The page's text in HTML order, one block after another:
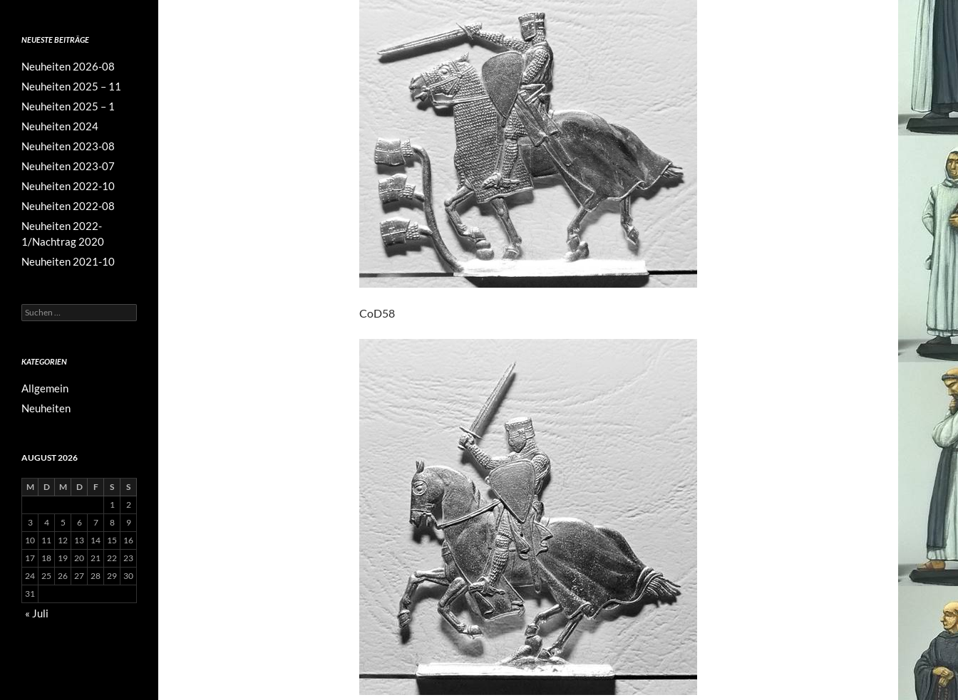
CoD58
NEUESTE BEITRÄGE
Neuheiten 2026-08
Neuheiten 2025 – 11
Neuheiten 2025 – 1
Neuheiten 2024
Neuheiten 2023-08
Neuheiten 2023-07
Neuheiten 2022-10
Neuheiten 2022-08
Neuheiten 2022-
1/Nachtrag 2020
Neuheiten 2021-10
Suchen
KATEGORIEN
Allgemein
Neuheiten
AUGUST 2026
M D M D F S
S
1
2
3
4 5 6 7 8
9
10
11 12 13 14 15
16
17
18 19 20 21 22 23
24 25 26 27 28 29
30
31
« Juli